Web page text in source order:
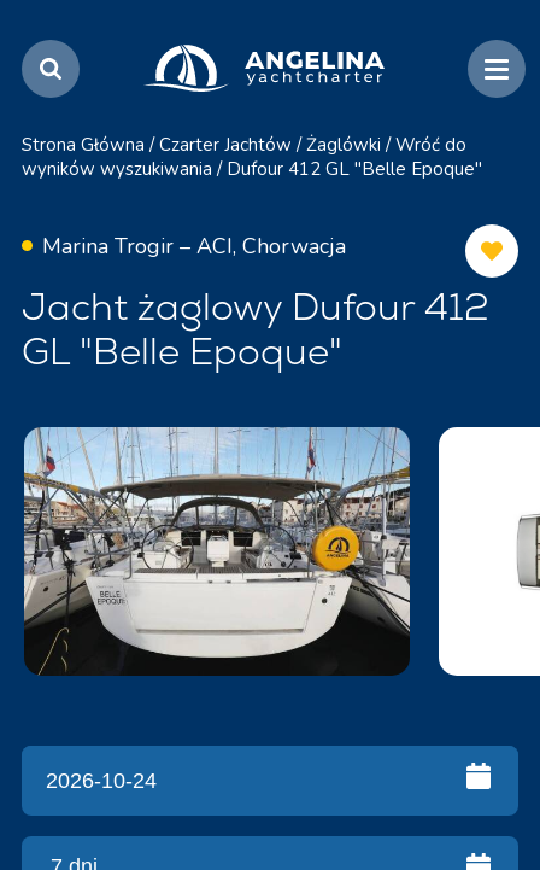
Strona Główna / Czarter Jachtów / Żaglówki / Wróć do
wyników wyszukiwania / Dufour 412 GL "Belle Epoque"
Marina Trogir – ACI, Chorwacja
Jacht żaglowy Dufour 412
GL "Belle Epoque"